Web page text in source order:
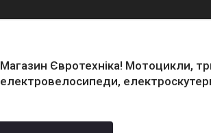
Магазин Євротехніка! Мотоцикли,
електровелосипеди,